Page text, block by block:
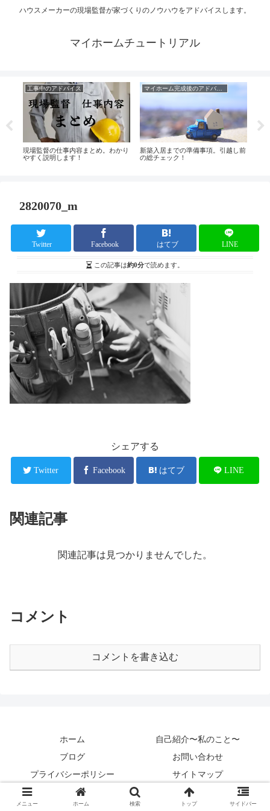
ハウスメーカーの現場監督が家づくりのノウハウをアドバイスします。
マイホームチュートリアル
工事中のアドバイス
現場監督の仕事内容まとめ。わかり
やすく説明します！
マイホーム完成後のアドバイス
新築入居までの準備事項。引越し前
の総チェック！
2820070_m
Twitter Facebook はてブ LINE
この記事は約0分で読めます。
シェアする
Twitter Facebook はてブ LINE
関連記事
関連記事は見つかりませんでした。
コメント
コメントを書き込む
ホーム
自己紹介〜私のこと〜
ブログ
お問い合わせ
プライバシーポリシー
サイトマップ
Copyright © 2020 カントクパパ All Rights Reserved.
メニュー ホーム 検索 トップ サイドバー